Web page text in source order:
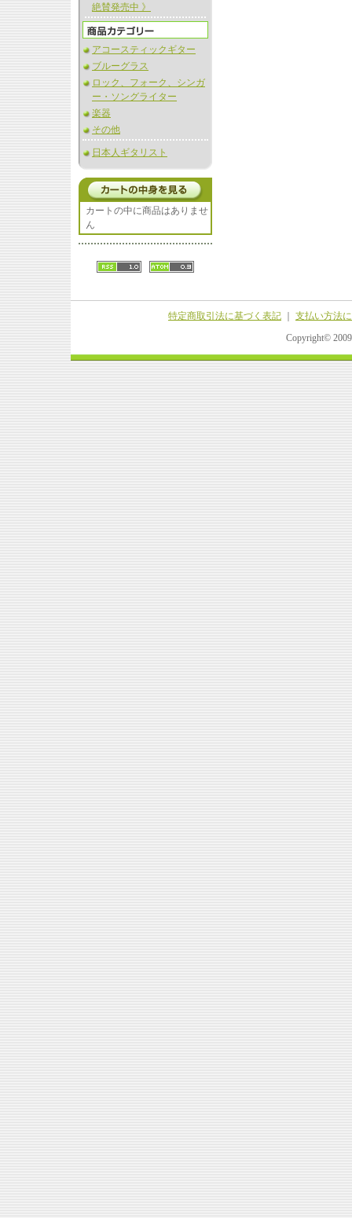
絶賛発売中 》
アコースティックギター
ブルーグラス
ロック、フォーク、シンガ
ー・ソングライター
楽器
その他
日本人ギタリスト
カートの中に商品はありませ
ん
特定商取引法に基づく表記
支払い方法
Copyright©